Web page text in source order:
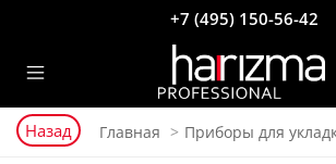
+7 (495) 150-56-42
Назад Главная Приборы для